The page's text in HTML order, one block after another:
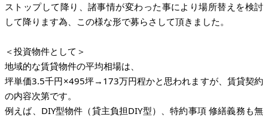
ストップして降り、諸事情が変わった事により場所替えを検討
して降ります為、この様な形で募らさして頂きました。
＜投資物件として＞
地域的な賃貸物件の平均相場は、
坪単価3.5千円×495坪→173万円程かと思われますが、賃貸契約
の内容次第です。
例えば、DIY型物件（貸主負担DIY型）、特約事項 修繕義務も無